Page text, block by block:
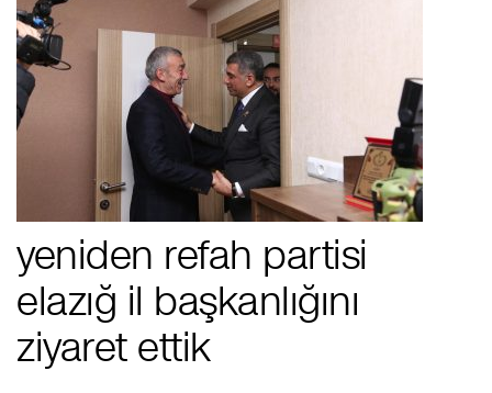
yeniden refah partisi
elazığ i̇l başkanlığını
ziyaret ettik